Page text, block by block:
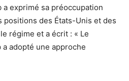
a exprimé sa préoccupation
positions des États-Unis et des
régime et a écrit : « Le
adopté une approche